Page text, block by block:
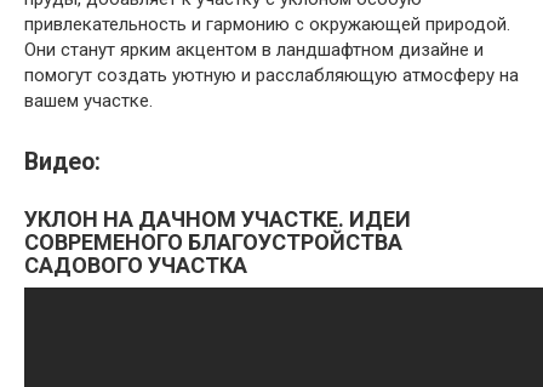
привлекательность и гармонию с окружающей природой.
Они станут ярким акцентом в ландшафтном дизайне и
помогут создать уютную и расслабляющую атмосферу на
вашем участке.
Видео:
УКЛОН НА ДАЧНОМ УЧАСТКЕ. ИДЕИ
СОВРЕМЕНОГО БЛАГОУСТРОЙСТВА
САДОВОГО УЧАСТКА